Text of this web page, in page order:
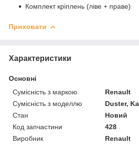
Комплект кріплень (ліве + праве)
Приховати
Характеристики
Основні
Сумісність з маркою
Renault
Сумісність з моделлю
Duster,
Стан
Новий
Код запчастини
428
Виробник
Renault